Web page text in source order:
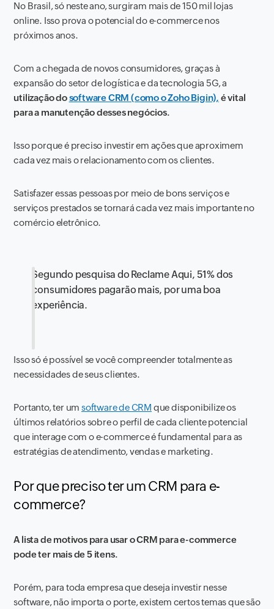
No Brasil, só neste ano, surgiram mais de 150 mil lojas
online. Isso prova o potencial do e-commerce nos
próximos anos.
Com a chegada de novos consumidores, graças à
expansão do setor de logística e da tecnologia 5G, a
utilização dosoftware CRM (como o Zoho Bigin), é vital
para a manutenção desses negócios.
Isso porque é preciso investir em ações que aproximem
cada vez mais o relacionamento com os clientes.
Satisfazer essas pessoas por meio de bons serviços e
serviços prestados se tornará cada vez mais importante no
comércio eletrônico.
Segundo pesquisa do Reclame Aqui, 51% dos
consumidores pagarão mais, por uma boa
experiência.
Isso só é possível se você compreender totalmente as
necessidades de seus clientes.
Portanto, ter umsoftware de CRM que disponibilize os
últimos relatórios sobre o perfil de cada cliente potencial
que interage com o e-commerce é fundamental para as
estratégias de atendimento, vendas e marketing.
Por que preciso ter um CRM para e-
commerce?
A lista de motivos para usar o CRM para e-commerce
pode ter mais de 5 itens.
Porém, para toda empresa que deseja investir nesse
software, não importa o porte, existem certos temas que são